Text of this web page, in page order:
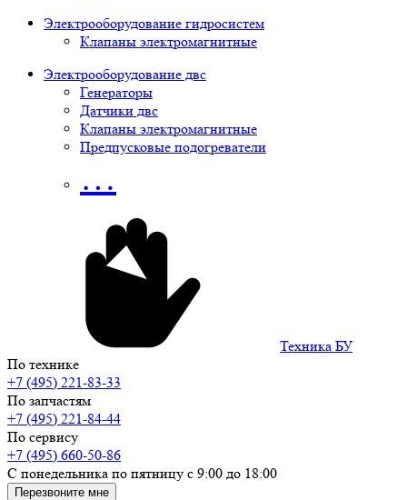
Электрооборудование гидросистем
Клапаны электромагнитные
Электрооборудование двс
Генераторы
Датчики двс
Клапаны электромагнитные
Предпусковые подогреватели
…
Техника БУ
По технике
+7 (495) 221-83-33
По запчастям
+7 (495) 221-84-44
По сервису
+7 (495) 660-50-86
С понедельника по пятницу с 9:00 до 18:00
Перезвоните мне